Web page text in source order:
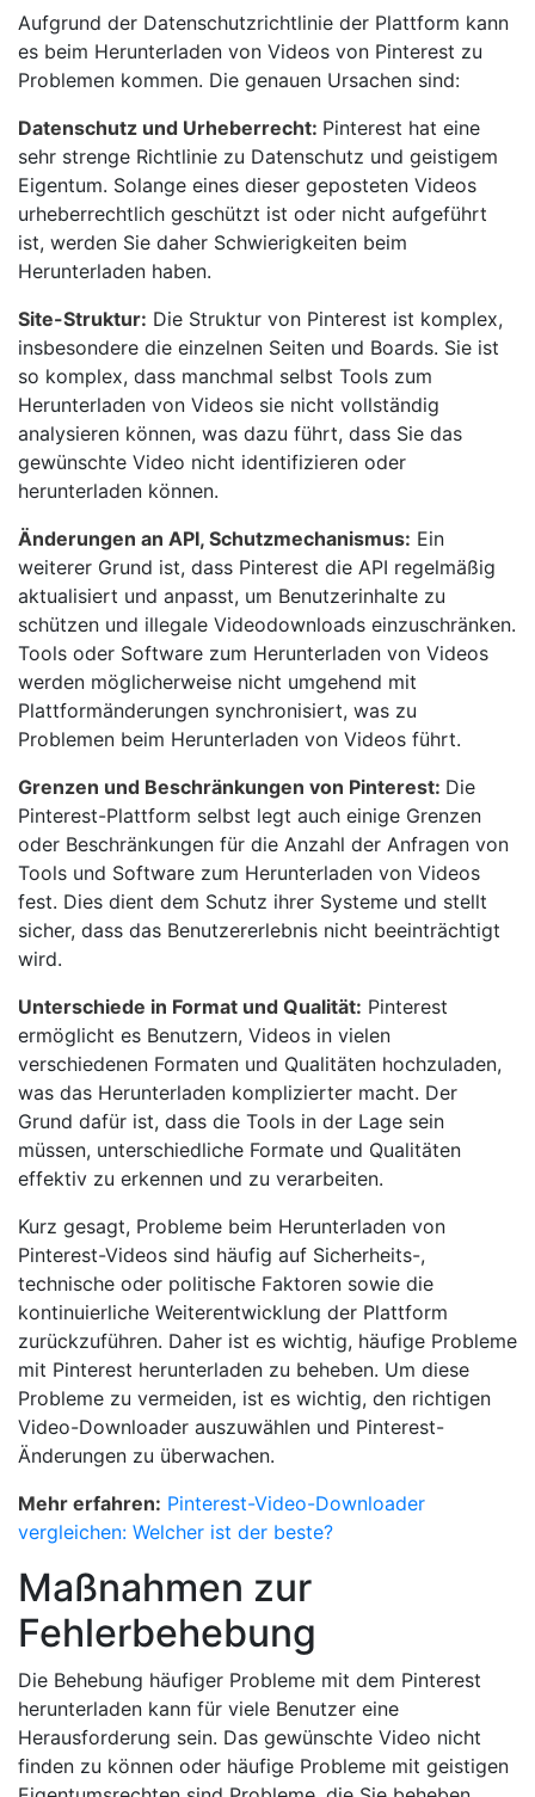
Aufgrund der Datenschutzrichtlinie der Plattform kann
es beim Herunterladen von Videos von Pinterest zu
Problemen kommen. Die genauen Ursachen sind:
Datenschutz und Urheberrecht: Pinterest hat eine
sehr strenge Richtlinie zu Datenschutz und geistigem
Eigentum. Solange eines dieser geposteten Videos
urheberrechtlich geschützt ist oder nicht aufgeführt
ist, werden Sie daher Schwierigkeiten beim
Herunterladen haben.
Site-Struktur: Die Struktur von Pinterest ist komplex,
insbesondere die einzelnen Seiten und Boards. Sie ist
so komplex, dass manchmal selbst Tools zum
Herunterladen von Videos sie nicht vollständig
analysieren können, was dazu führt, dass Sie das
gewünschte Video nicht identifizieren oder
herunterladen können.
Änderungen an API, Schutzmechanismus: Ein
weiterer Grund ist, dass Pinterest die API regelmäßig
aktualisiert und anpasst, um Benutzerinhalte zu
schützen und illegale Videodownloads einzuschränken.
Tools oder Software zum Herunterladen von Videos
werden möglicherweise nicht umgehend mit
Plattformänderungen synchronisiert, was zu
Problemen beim Herunterladen von Videos führt.
Grenzen und Beschränkungen von Pinterest: Die
Pinterest-Plattform selbst legt auch einige Grenzen
oder Beschränkungen für die Anzahl der Anfragen von
Tools und Software zum Herunterladen von Videos
fest. Dies dient dem Schutz ihrer Systeme und stellt
sicher, dass das Benutzererlebnis nicht beeinträchtigt
wird.
Unterschiede in Format und Qualität: Pinterest
ermöglicht es Benutzern, Videos in vielen
verschiedenen Formaten und Qualitäten hochzuladen,
was das Herunterladen komplizierter macht. Der
Grund dafür ist, dass die Tools in der Lage sein
müssen, unterschiedliche Formate und Qualitäten
effektiv zu erkennen und zu verarbeiten.
Kurz gesagt, Probleme beim Herunterladen von
Pinterest-Videos sind häufig auf Sicherheits-,
technische oder politische Faktoren sowie die
kontinuierliche Weiterentwicklung der Plattform
zurückzuführen. Daher ist es wichtig, häufige Probleme
mit Pinterest herunterladen zu beheben. Um diese
Probleme zu vermeiden, ist es wichtig, den richtigen
Video-Downloader auszuwählen und Pinterest-
Änderungen zu überwachen.
Mehr erfahren: Pinterest-Video-Downloader
vergleichen: Welcher ist der beste?
Maßnahmen zur
Fehlerbehebung
Die Behebung häufiger Probleme mit dem Pinterest
herunterladen kann für viele Benutzer eine
Herausforderung sein. Das gewünschte Video nicht
finden zu können oder häufige Probleme mit geistigen